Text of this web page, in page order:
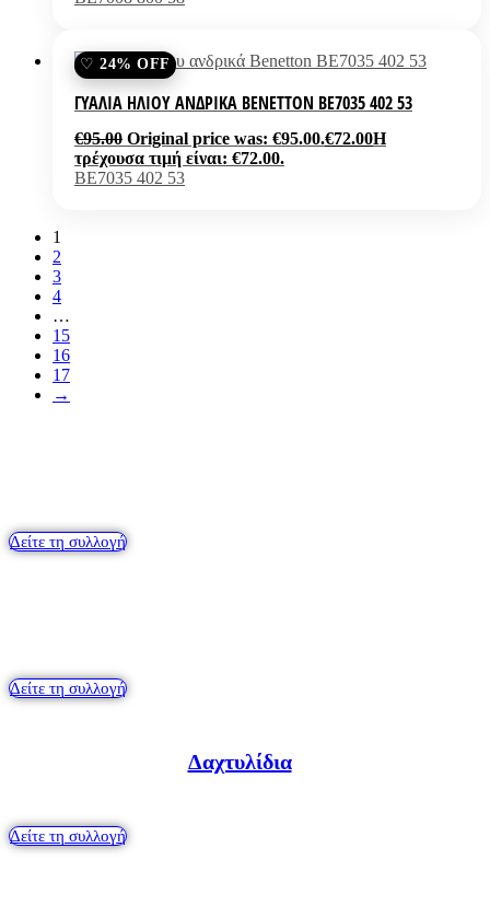
24% OFF
ΓΥΑΛΙΆ ΗΛΊΟΥ ΑΝΔΡΙΚΆ BENETTON BE7035 402 53
€95.00 Original price was: €95.00.€72.00Η
τρέχουσα τιμή είναι: €72.00.
BE7035 402 53
1
2
3
4
…
15
16
17
→
Δείτε τη συλλογή
Δείτε τη συλλογή
Δαχτυλίδια
Δείτε τη συλλογή